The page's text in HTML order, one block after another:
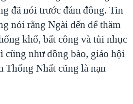
đã nói trước đám đông. Tin
nói rằng Ngài đến để thăm
khổ, bất công và tủi nhục
cũng như đồng bào, giáo hội
Thống Nhất cũng là nạn